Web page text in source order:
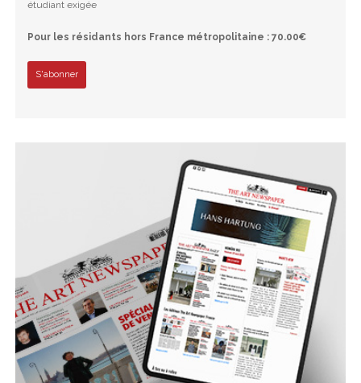
étudiant exigée
Pour les résidants hors France métropolitaine : 70.00€
S'abonner